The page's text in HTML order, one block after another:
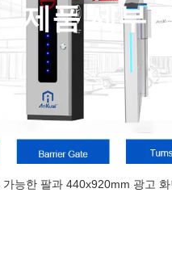
제품 세부
능한 팔과 440x920mm 광고 화